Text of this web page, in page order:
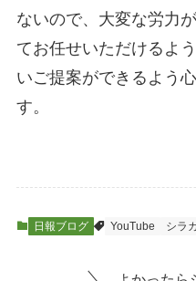
ないので、大変な労力
てお任せいただけるよ
いご提案ができるよう
す。
日報ブログ YouTube シラ